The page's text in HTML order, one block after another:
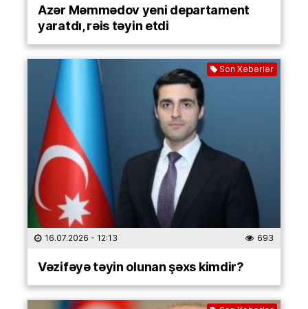
Azər Məmmədov yeni departament
yaratdı, rəis təyin etdi
Son Xəbərlər
16.07.2026 - 12:13 693
Vəzifəyə təyin olunan şəxs kimdir?